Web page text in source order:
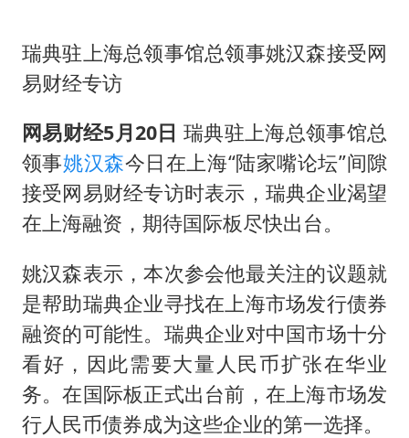
奋进开新局 实干挑大梁
瑞典驻上海总领事馆总领事姚汉森接受网
易财经专访
网易财经5月20日 瑞典驻上海总领事馆总
领事姚汉森今日在上海“陆家嘴论坛”间隙
接受网易财经专访时表示，瑞典企业渴望
在上海融资，期待国际板尽快出台。
姚汉森表示，本次参会他最关注的议题就
是帮助瑞典企业寻找在上海市场发行债券
融资的可能性。瑞典企业对中国市场十分
看好，因此需要大量人民币扩张在华业
务。在国际板正式出台前，在上海市场发
行人民币债券成为这些企业的第一选择。